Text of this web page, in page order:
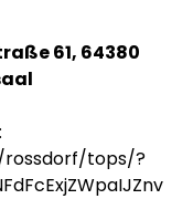
61, 64380
rossdorf/tops/?